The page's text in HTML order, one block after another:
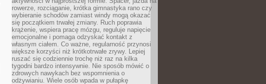
rowerze, rozciąganie, krótka gimnastyka rano czy
wybieranie schodów zamiast windy mogą okazać
się początkiem trwałej zmiany. Ruch poprawia
krążenie, wspiera pracę mózgu, reguluje napięcie
emocjonalne i pomaga odzyskać kontakt z
własnym ciałem. Co ważne, regularność przynosi
większe korzyści niż krótkotrwałe zrywy. Lepiej
ruszać się codziennie trochę niż raz na kilka
tygodni bardzo intensywnie. Nie sposób mówić o
zdrowych nawykach bez wspomnienia o
odżywianiu. Wiele osób wpada w pułapkę